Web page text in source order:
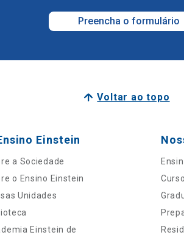
Preencha o formulário
Voltar ao topo
Einstein
a Sociedade
o Ensino Einstein
Unidades
Einstein de